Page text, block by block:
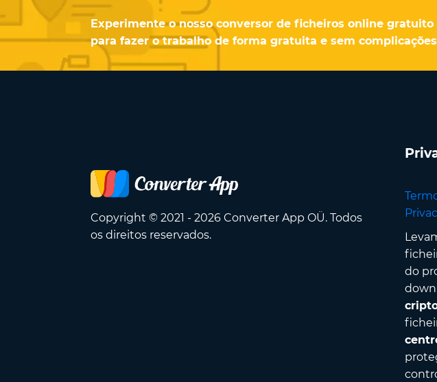
Experimente o nosso conversor de ficheiros online gratuito
para fazer o trabalho de forma gratuita e sem
Copyright © 2021 - 2026 Converter App OÜ. Todos
os direitos reservados.
do